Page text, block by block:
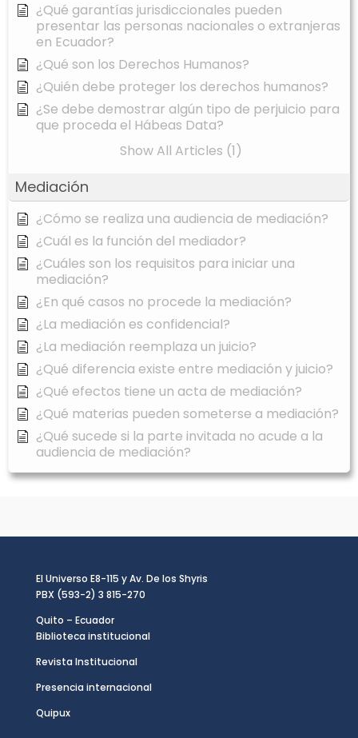
¿Qué garantías jurisdiccionales pueden
presentar las personas nacionales o extranjeras
en Ecuador?
¿Qué son los Derechos Humanos?
¿Quién debe proteger los derechos humanos?
¿Se debe demostrar algún tipo de perjuicio para
que proceda el Hábeas Data?
Show All Articles (1)
Mediación
¿Cómo se realiza una audiencia de mediación?
¿Cuál es la función del mediador?
¿Cuáles son los requisitos para iniciar una
mediación?
¿En qué casos no procede la mediación?
¿La mediación es confidencial?
¿La mediación reemplaza un juicio?
¿Qué diferencia existe entre mediación y juicio?
¿Qué efectos tiene un acta de mediación?
¿Qué materias pueden someterse a mediación?
¿Qué sucede si la parte invitada no acude a la
audiencia de mediación?
El Universo E8-115 y Av. De los Shyris
PBX (593-2) 3 815-270
Quito – Ecuador
Biblioteca institucional
Revista Institucional
Presencia internacional
Quipux